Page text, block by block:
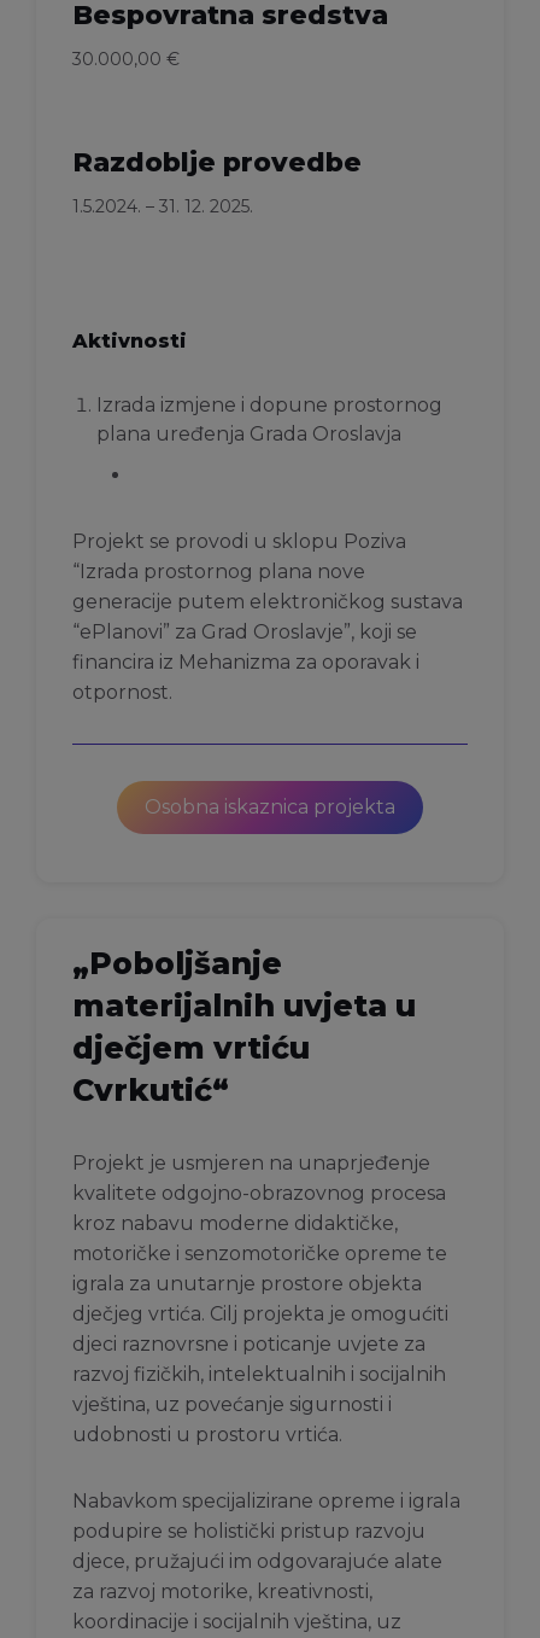
Bespovratna sredstva
30.000,00 €
Razdoblje provedbe
1.5.2024. – 31. 12. 2025.
Aktivnosti
Izrada izmjene i dopune prostornog
plana uređenja Grada Oroslavja
Projekt se provodi u sklopu Poziva
“Izrada prostornog plana nove
generacije putem elektroničkog sustava
“ePlanovi” za Grad Oroslavje”, koji se
financira iz Mehanizma za oporavak i
otpornost.
Osobna iskaznica projekta
„Poboljšanje
materijalnih uvjeta u
dječjem vrtiću
Cvrkutić“
Projekt je usmjeren na unaprjeđenje
kvalitete odgojno-obrazovnog procesa
kroz nabavu moderne didaktičke,
motoričke i senzomotoričke opreme te
igrala za unutarnje prostore objekta
dječjeg vrtića. Cilj projekta je omogućiti
djeci raznovrsne i poticanje uvjete za
razvoj fizičkih, intelektualnih i socijalnih
vještina, uz povećanje sigurnosti i
udobnosti u prostoru vrtića.
Nabavkom specijalizirane opreme i igrala
podupire se holistički pristup razvoju
djece, pružajući im odgovarajuće alate
za razvoj motorike, kreativnosti,
koordinacije i socijalnih vještina, uz